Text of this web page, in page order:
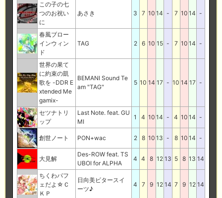
この子の七
つのお祝い
に
あさき 3 7 10 14 - 7 10 14 -
春風ブロー
インウィン
ド
TAG 2 6 10 15 - 7 10 14 -
世界の果て
に約束の凱
歌を -DDR E
xtended Me
gamix-
BEMANI Sound Te
am "TAG"
5 10 14 17 - 10 14 17 -
セツナトリ
ップ
Last Note. feat. GU
MI
1 4 10 14 - 4 10 14 -
創世ノート PON+wac 2 8 10 13 - 8 10 14 -
大見解
Des-ROW feat. TS
UBOI for ALPHA
4 4 8 12 13 5 8 13 14
ちくわパフ
ェだよ☆Ｃ
ＫＰ
日向美ビタースイ
ーツ♪
4 7 9 12 14 7 9 12 14